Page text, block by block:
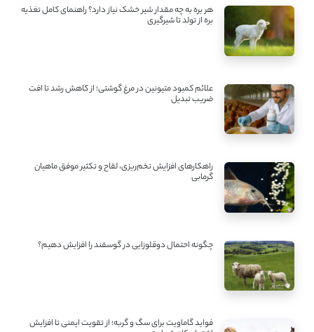
هر بره به چه مقدار شیر خشک نیاز دارد؟ راهنمای کامل تغذیه
بره از تولد تا شیرگیری
علائم کمبود متیونین در مرغ گوشتی؛ از کاهش رشد تا افت
ضریب تبدیل
راهکارهای افزایش تخم‌ریزی، لقاح و تکثیر موفق ماهیان
گرمابی
چگونه احتمال دوقلوزایی در گوسفند را افزایش دهیم؟
فواید گاماویت برای سگ و گربه؛ از تقویت ایمنی تا افزایش